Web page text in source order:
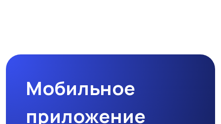
Медицина Начало карьеры
Мобильное
приложение